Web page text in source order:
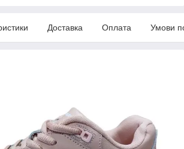
Доставка Оплата Умови